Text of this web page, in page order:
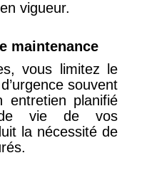
vigueur.
maintenance
vous limitez le
souvent
entretien planifié
vie de vos
la nécessité de